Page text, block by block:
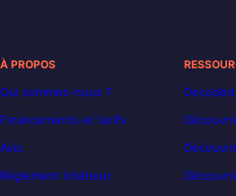
À PROPOS
Qui sommes-nous ?
Financements et tarifs
Avis
Règlement intérieur